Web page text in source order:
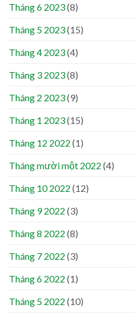
Tháng 6 2023(8)
Tháng 5 2023(15)
Tháng 4 2023(4)
Tháng 3 2023(8)
Tháng 2 2023(9)
Tháng 1 2023(15)
Tháng 12 2022 (1)
Tháng mười một 2022 (4)
Tháng 10 2022 (12)
Tháng 9 2022 (3)
Tháng 8 2022 (8)
Tháng 7 2022 (3)
Tháng 6 2022 (1)
Tháng 5 2022 (10)